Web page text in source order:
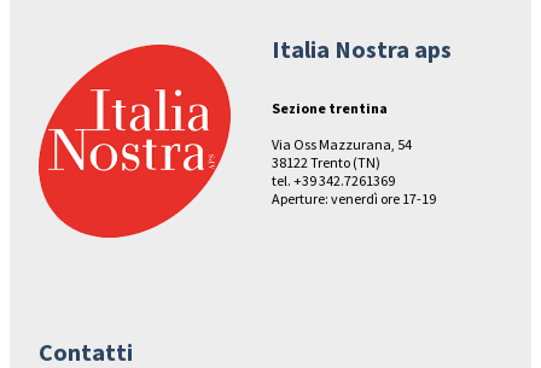
Italia Nostra aps
Sezione trentina
Via Oss Mazzurana, 54
38122 Trento (TN)
tel. +39 342.7261369
Aperture: venerdì ore 17-19
Contatti